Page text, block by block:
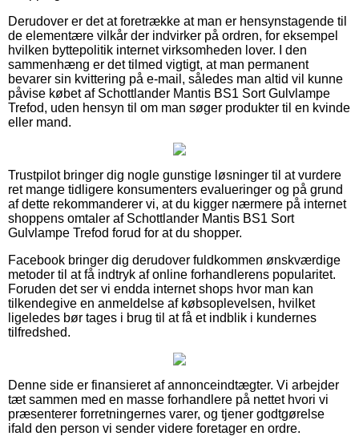
Derudover er det at foretrække at man er hensynstagende til
de elementære vilkår der indvirker på ordren, for eksempel
hvilken byttepolitik internet virksomheden lover. I den
sammenhæng er det tilmed vigtigt, at man permanent
bevarer sin kvittering på e-mail, således man altid vil kunne
påvise købet af Schottlander Mantis BS1 Sort Gulvlampe
Trefod, uden hensyn til om man søger produkter til en kvinde
eller mand.
Trustpilot bringer dig nogle gunstige løsninger til at vurdere
ret mange tidligere konsumenters evalueringer og på grund
af dette rekommanderer vi, at du kigger nærmere på internet
shoppens omtaler af Schottlander Mantis BS1 Sort
Gulvlampe Trefod forud for at du shopper.
Facebook bringer dig derudover fuldkommen ønskværdige
metoder til at få indtryk af online forhandlerens popularitet.
Foruden det ser vi endda internet shops hvor man kan
tilkendegive en anmeldelse af købsoplevelsen, hvilket
ligeledes bør tages i brug til at få et indblik i kundernes
tilfredshed.
Denne side er finansieret af annonceindtægter. Vi arbejder
tæt sammen med en masse forhandlere på nettet hvori vi
præsenterer forretningernes varer, og tjener godtgørelse
ifald den person vi sender videre foretager en ordre.